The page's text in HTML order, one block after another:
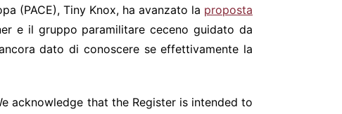
(PACE), Tiny Knox, ha avanzato la proposta
e il gruppo paramilitare ceceno guidato da
dato di conoscere se effettivamente la
acknowledge that the Register is intended to